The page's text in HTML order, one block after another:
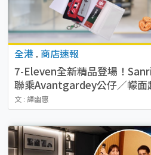
全港 . 商店速報
7-Eleven全新精品登場！
聯乘Avantgardey公仔／幪面
／貓山王榴槤冰皮 附開售詳情
文 : 譚幽惠